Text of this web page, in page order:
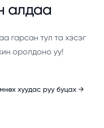
алдаа
гарсан тул та хэсэг
оролдоно уу!
хуудас руу буцах →